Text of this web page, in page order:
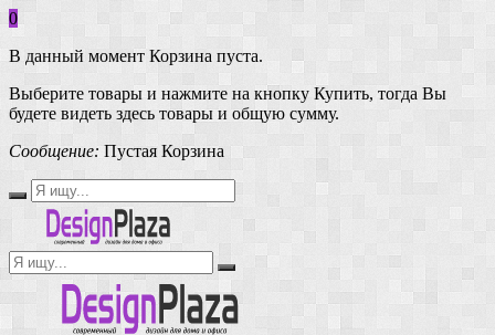
0
В данный момент Корзина пуста.
Выберите товары и нажмите на кнопку Купить, тогда Вы
будете видеть здесь товары и общую сумму.
Сообщение: Пустая Корзина